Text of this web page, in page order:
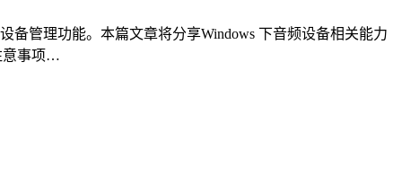
管理功能。本篇文章将分享Windows 下音频设备相关能力
意事项…